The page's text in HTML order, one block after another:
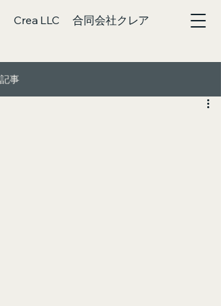
Crea LLC 合同会社クレア
記事